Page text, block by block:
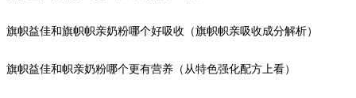
旗帜益佳和旗帜帜亲奶粉哪个好吸收（旗帜帜亲吸收成分解析）
旗帜益佳和帜亲奶粉哪个更有营养（从特色强化配方上看）